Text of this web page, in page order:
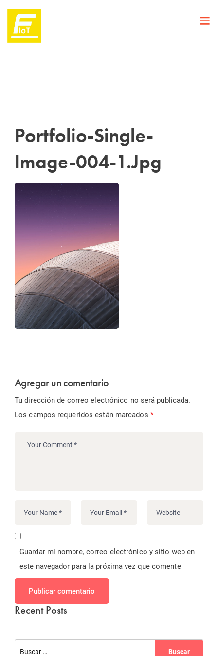
Portfolio-Single-
Image-004-1.jpg
Agregar un comentario
Tu dirección de correo electrónico no será publicada.
Los campos requeridos están marcados *
Guardar mi nombre, correo electrónico y sitio web en
este navegador para la próxima vez que comente.
Publicar comentario
Recent Posts